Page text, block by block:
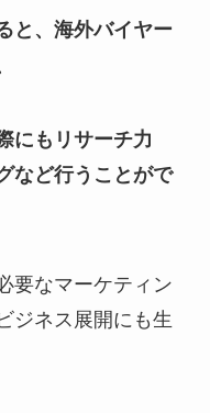
と、海外バイヤー
にもリサーチ力
など行うことがで
要なマーケティン
ジネス展開にも生